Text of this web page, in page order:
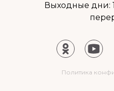
Выходные дни:
Политика